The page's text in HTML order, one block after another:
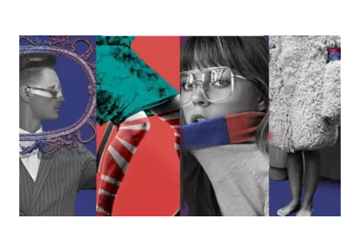
ESCOLA
DE
MODA
ARTE
ABRE
AS
PORTAS
EM
SÃO
PAULO